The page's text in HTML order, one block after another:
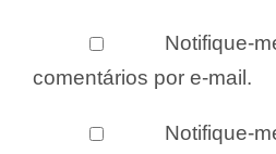
Notifique-
comentários por e-mail.
Notifique-